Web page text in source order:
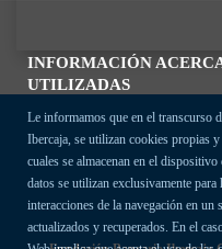
INFORMACIÓN
UTILIZADAS
Le informamos que en el transcurso
Ibercaja, se utilizan cookies propias
cuales se almacenan en el
datos se utilizan exclusivamente
interacciones de la navegación en un
actualizados y recuperados. En el